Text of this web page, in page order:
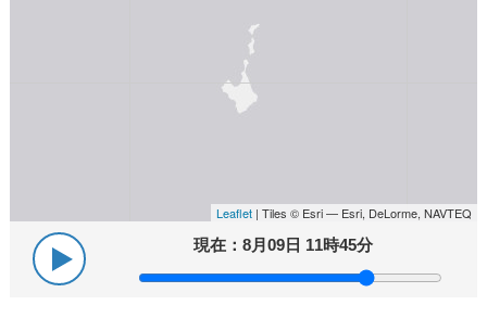
Leaflet | Tiles © Esri — Esri, DeLorme, NAVTEQ
現在：8月09日 11時45分